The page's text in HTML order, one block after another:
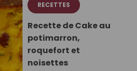
RECETTES
Recette de Cake au
potimarron,
roquefort et
noisettes